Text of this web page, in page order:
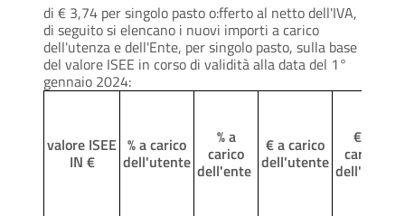
di € 3,74 per singolo pasto o:fferto al netto dell'IVA,
di seguito si elencano i nuovi importi a carico
dell'utenza e dell'Ente, per singolo pasto, sulla base
del valore ISEE in corso di validità alla data del 1°
gennaio 2024:
valore ISEE
IN €
% a carico
dell'utente
% a
carico
dell'ente
€ a carico
dell'utente
€ a
carico
dell'ente